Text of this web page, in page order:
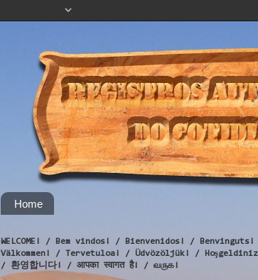
Home
WELCOME! / Bem vindos! / Bienvenidos! /
Välkommen! / Tervetuloa! / Üdvözöljük! /
/ 환영합니다! / आपका स्वागत है! / வருக!